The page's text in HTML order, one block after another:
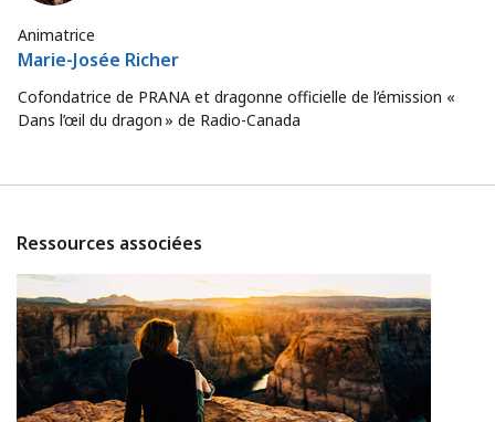
Animatrice
Marie-Josée Richer
Cofondatrice de PRANA et dragonne officielle de l’émission «
Dans l’œil du dragon » de Radio-Canada
Ressources associées